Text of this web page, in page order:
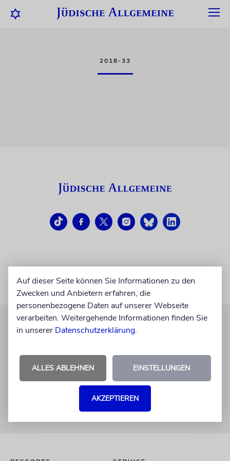
2018-33
KUNDENSERVICE
+49 30 275833 0
Mo-Do 9-17 Uhr
verlag@juedische-allgemeine.de
redaktion@juedische-allgemeine.de
Auf dieser Seite können Sie Informationen zu den
Zwecken und Anbietern erfahren, die
personenbezogene Daten auf unserer Webseite
verarbeiten. Weitergehende Informationen finden Sie
in unserer Datenschutzerklärung.
ALLES ABLEHNEN EINSTELLUNGEN
AKZEPTIEREN